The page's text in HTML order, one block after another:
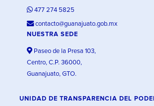
477 274 5825
contacto@guanajuato.gob.mx
NUESTRA SEDE
Paseo de la Presa 103,
Centro, C.P. 36000,
Guanajuato, GTO.
UNIDAD DE TRANSPARENCIA DEL